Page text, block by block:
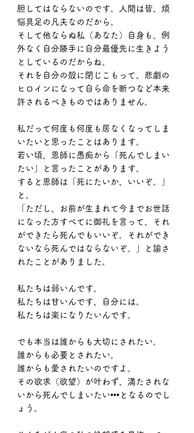
胆してはならないのです。人間は皆、煩
悩具足の凡夫なのだから。
そして他ならぬ私（あなた）自身も、例
外なく自分勝手に自分最優先に生きよう
としているのだからね。
それを自分の殻に閉じこもって、悲劇の
ヒロインになって自ら命を断つなど本来
許されるべきものではありません。
私だって何度も何度も居なくなってしま
いたいと思ったことはあります。
若い頃、恩師に愚痴から「死んでしまい
たい」と言ったことがあります。
すると恩師は「死にたいか、いいぞ。」
と。
「ただし、お前が生まれて今までお世話
になった方すべてに御礼を言って、それ
ができたら死んでもいいぞ。それができ
ないなら死んではならないぞ。」と諭さ
れたことがありました。
私たちは弱いんです。
私たちは甘いんです、自分には。
私たちは楽になりたいんです。
でも本当は誰からも大切にされたい。
誰からも必要とされたい。
誰からも愛されたいのですよ。
その欲求（欲望）が叶わず、満たされな
いから死んでしまいたい•••となるのでし
ょう。